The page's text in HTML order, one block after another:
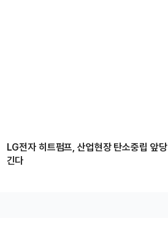
LG전자 히트펌프, 산업현장 탄소중립 앞당
긴다